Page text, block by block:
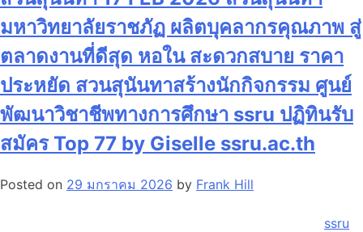
มหาวิทยาลัยราชภัฏ ผลิตบุคลากรคุณภาพ สู่
ตลาดงานที่ดีสุด หอใน สะดวกสบาย ราคา
ประหยัด สวนสุนันทาสร้างนักกิจกรรม ศูนย์
พัฒนาวิชาชีพทางการศึกษา ssru ปฏิทินรับ
สมัคร Top 77 by Giselle ssru.ac.th
Posted on 29 มกราคม 2026 by Frank Hill
ssru